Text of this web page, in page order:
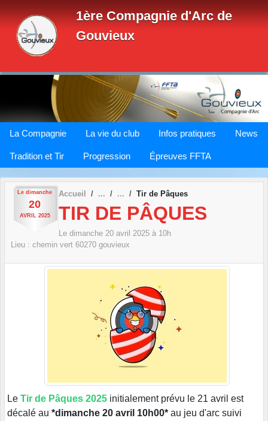
1ère Compagnie d'Arc de
Gouvieux
La Compagnie La vie du club Infos pratiques News
Tradition et Tir Progression Épreuves FFTA
Le dimanche
20
AVRIL 2025
Accueil Tir de Pâques
TIR DE PÂQUES
Le dimanche 20 avril 2025 à 10h
Lieu : chemin vert 60270 gouvieux
Le Tir de Pâques 2025 initialement prévu le 21 avril est
décalé au *dimanche 20 avril 10h00* au jeu d'arc suivi